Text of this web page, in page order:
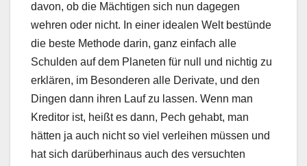
davon, ob die Mächtigen sich nun dagegen
wehren oder nicht. In einer idealen Welt bestünde
die beste Methode darin, ganz einfach alle
Schulden auf dem Planeten für null und nichtig zu
erklären, im Besonderen alle Derivate, und den
Dingen dann ihren Lauf zu lassen. Wenn man
Kreditor ist, heißt es dann, Pech gehabt, man
hätten ja auch nicht so viel verleihen müssen und
hat sich darüberhinaus auch des versuchten